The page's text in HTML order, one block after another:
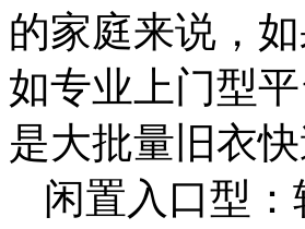
的家庭来说，
如专业上门型
是大批量旧衣
闲置入口型